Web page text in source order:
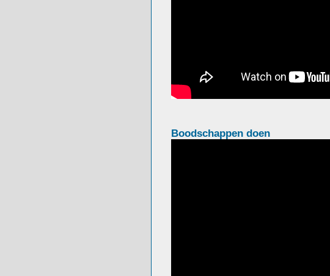
Boodschappen doen